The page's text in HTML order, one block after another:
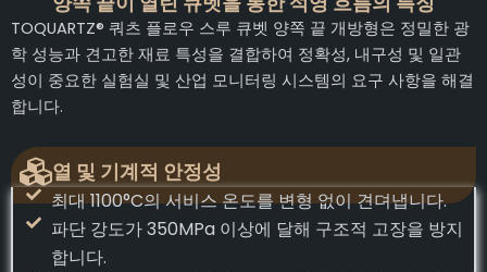
TOQUARTZ® 쿼츠 플로우 스루 큐벳 양쪽 끝 개방형은 정밀한 광
학 성능과 견고한 재료 특성을 결합하여 정확성, 내구성 및 일관
성이 중요한 실험실 및 산업 모니터링 시스템의 요구 사항을 해결
합니다.
열 및 기계적 안정성
최대 1100°C의 서비스 온도를 변형 없이 견뎌냅니다.
파단 강도가 350MPa 이상에 달해 구조적 고장을 방지
합니다.